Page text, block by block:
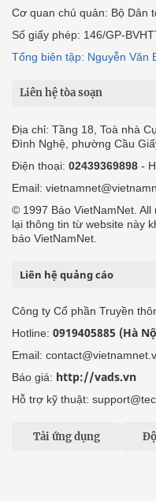
Cơ quan chủ quản: Bộ Dân
Số giấy phép: 146/GP-
Tổng biên tập: Nguyễn Văn
Liên hệ tòa soạn
Địa chỉ: Tầng 18, Toà nhà
Đình Nghệ, phường Cầu
Điện thoại: 02439369898 -
Email:
© 1997 Báo VietNamNet.
lại thông tin từ website này
báo VietNamNet.
Liên hệ quảng cáo
Công ty Cổ phần Truyền
Hotline: 0919405885 (Hà
Email:
Báo giá: http://vads.vn
Hỗ trợ kỹ thuật:
Tải ứng dụng